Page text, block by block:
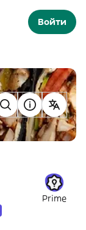
Войти
Prime